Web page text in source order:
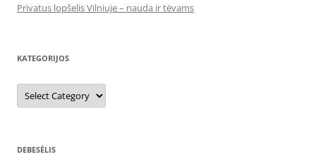
Privatus lopšelis Vilniuje – nauda ir tėvams
KATEGORIJOS
Kategorijos
DEBESĖLIS